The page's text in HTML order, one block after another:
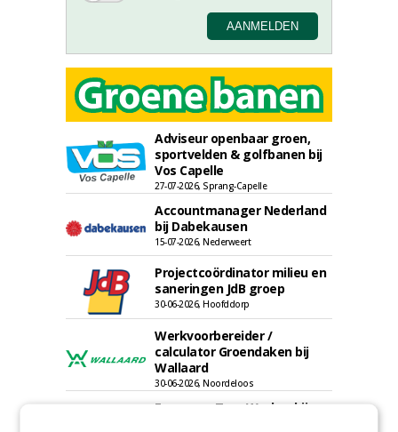
Adviseur openbaar groen,
sportvelden & golfbanen bij
Vos Capelle
27-07-2026, Sprang-Capelle
Accountmanager Nederland
bij Dabekausen
15-07-2026, Nederweert
Projectcoördinator milieu en
saneringen JdB groep
30-06-2026, Hoofddorp
Werkvoorbereider /
calculator Groendaken bij
Wallaard
30-06-2026, Noordeloos
European Tree Worker bij